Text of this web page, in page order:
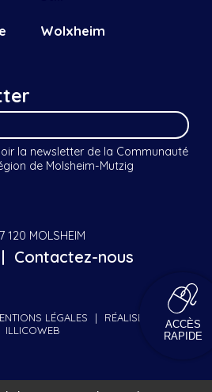
Wolxheim
la newsletter de la Communauté
de Molsheim-Mutzig
MOLSHEIM
Contactez-nous
LÉGALES |
RÉALISÉ PAR
ILLICOWEB
ACCÈS
RAPIDE